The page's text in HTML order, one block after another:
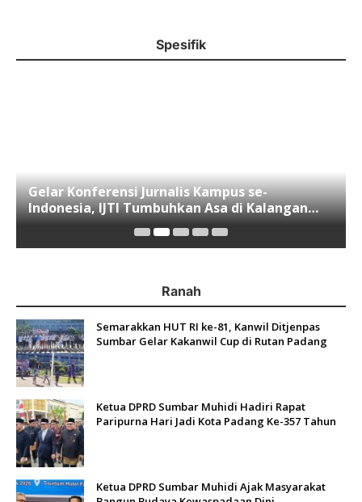
Spesifik
Gelar Konferensi Jurnalis Kampus se-
Indonesia, IJTI Tumbuhkan Asa di Kalangan
Jurnalis Muda di Era Disruspi Digital
Ranah
Semarakkan HUT RI ke-81, Kanwil Ditjenpas
Sumbar Gelar Kakanwil Cup di Rutan Padang
Ketua DPRD Sumbar Muhidi Hadiri Rapat
Paripurna Hari Jadi Kota Padang Ke-357 Tahun
Ketua DPRD Sumbar Muhidi Ajak Masyarakat